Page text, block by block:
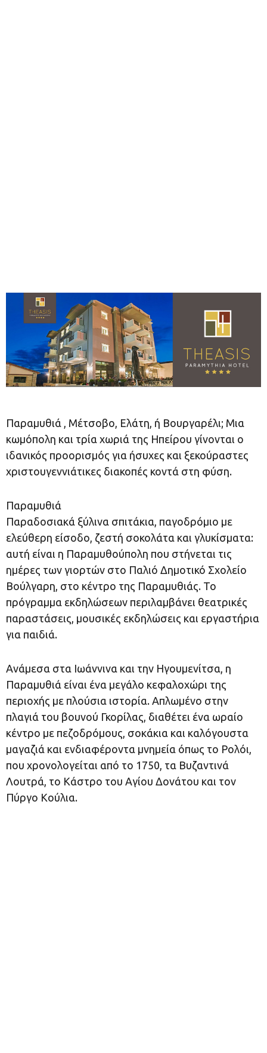
Παραμυθιά , Μέτσοβο, Ελάτη, ή Βουργαρέλι; Μια
κωμόπολη και τρία χωριά της Ηπείρου γίνονται ο
ιδανικός προορισμός για ήσυχες και ξεκούραστες
χριστουγεννιάτικες διακοπές κοντά στη φύση.
Παραμυθιά
Παραδοσιακά ξύλινα σπιτάκια, παγοδρόμιο με
ελεύθερη είσοδο, ζεστή σοκολάτα και γλυκίσματα:
αυτή είναι η Παραμυθούπολη που στήνεται τις
ημέρες των γιορτών στο Παλιό Δημοτικό Σχολείο
Βούλγαρη, στο κέντρο της Παραμυθιάς. Το
πρόγραμμα εκδηλώσεων περιλαμβάνει θεατρικές
παραστάσεις, μουσικές εκδηλώσεις και εργαστήρια
για παιδιά.
Ανάμεσα στα Ιωάννινα και την Ηγουμενίτσα, η
Παραμυθιά είναι ένα μεγάλο κεφαλοχώρι της
περιοχής με πλούσια ιστορία. Απλωμένο στην
πλαγιά του βουνού Γκορίλας, διαθέτει ένα ωραίο
κέντρο με πεζοδρόμους, σοκάκια και καλόγουστα
μαγαζιά και ενδιαφέροντα μνημεία όπως το Ρολόι,
που χρονολογείται από το 1750, τα Βυζαντινά
Λουτρά, το Κάστρο του Αγίου Δονάτου και τον
Πύργο Κούλια.